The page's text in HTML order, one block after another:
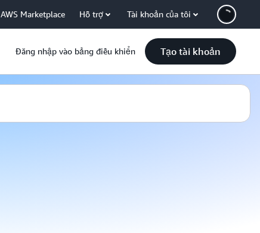
AWS Marketplace Hỗ trợ Tài khoản của tôi
Đăng nhập vào bảng điều khiển Tạo tài khoản